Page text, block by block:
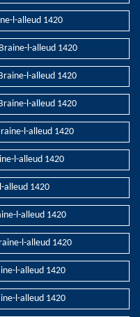
l-alleud 1420
l-alleud 1420
l-alleud 1420
l-alleud 1420
l-alleud 1420
l-alleud 1420
alleud 1420
l-alleud 1420
l-alleud 1420
l-alleud 1420
l-alleud 1420